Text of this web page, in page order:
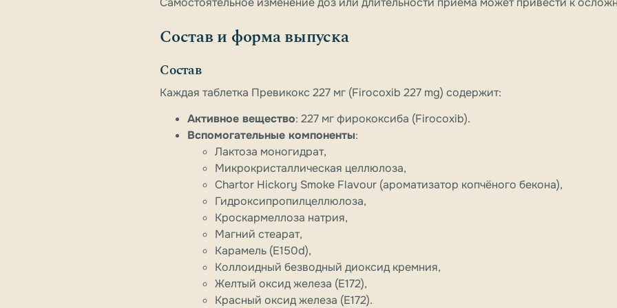
Состав и форма выпуска
Состав
Каждая таблетка Превикокс 227 мг (Firocoxib 227 mg) содержит:
Активное вещество: 227 мг фирококсиба (Firocoxib).
Вспомогательные компоненты:
Лактоза моногидрат,
Микрокристаллическая целлюлоза,
Chartor Hickory Smoke Flavour (ароматизатор копчёного бекона),
Гидроксипропилцеллюлоза,
Кроскармеллоза натрия,
Магний стеарат,
Карамель (E150d),
Коллоидный безводный диоксид кремния,
Желтый оксид железа (E172),
Красный оксид железа (E172).